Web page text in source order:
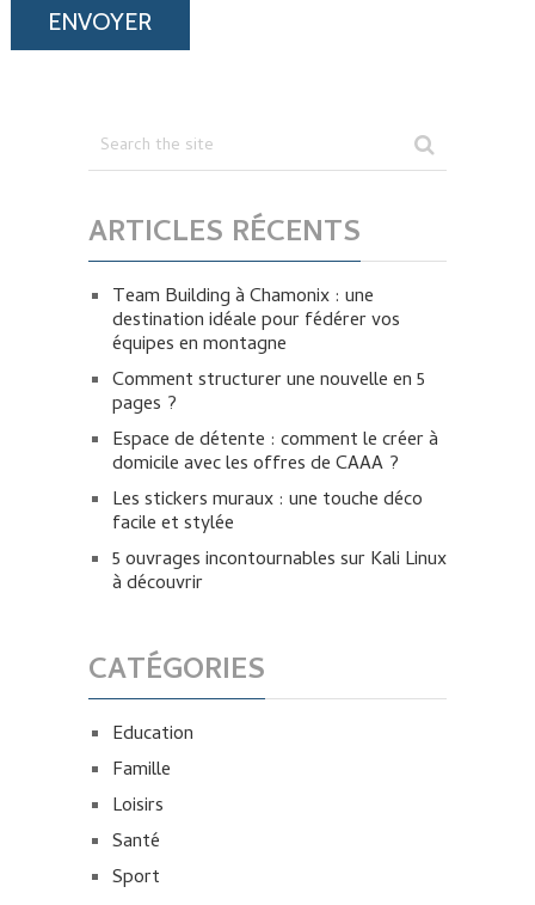
ARTICLES RÉCENTS
Team Building à Chamonix : une
destination idéale pour fédérer vos
équipes en montagne
Comment structurer une nouvelle en 5
pages ?
Espace de détente : comment le créer à
domicile avec les offres de CAAA ?
Les stickers muraux : une touche déco
facile et stylée
5 ouvrages incontournables sur Kali Linux
à découvrir
CATÉGORIES
Education
Famille
Loisirs
Santé
Sport